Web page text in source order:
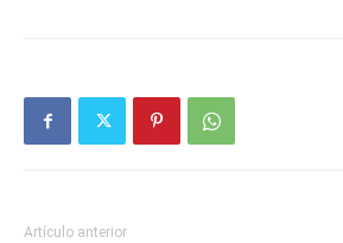
Artículo anterior